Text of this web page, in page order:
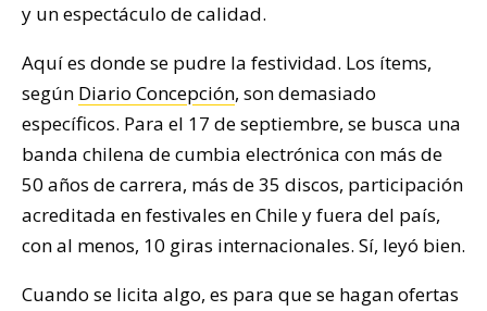
y un espectáculo de calidad.
Aquí es donde se pudre la festividad. Los ítems,
según Diario Concepción, son demasiado
específicos. Para el 17 de septiembre, se busca una
banda chilena de cumbia electrónica con más de
50 años de carrera, más de 35 discos, participación
acreditada en festivales en Chile y fuera del país,
con al menos, 10 giras internacionales. Sí, leyó bien.
Cuando se licita algo, es para que se hagan ofertas